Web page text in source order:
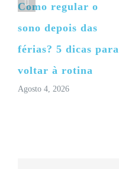
Como regular o
sono depois das
férias? 5 dicas para
voltar à rotina
Agosto 4, 2026